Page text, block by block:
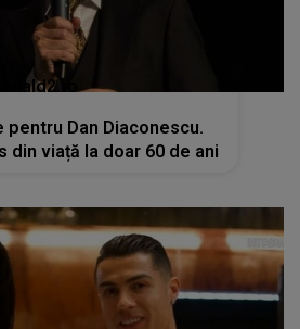
kanald2.ro
Dan Diaconescu.
din viață la doar 60 de ani